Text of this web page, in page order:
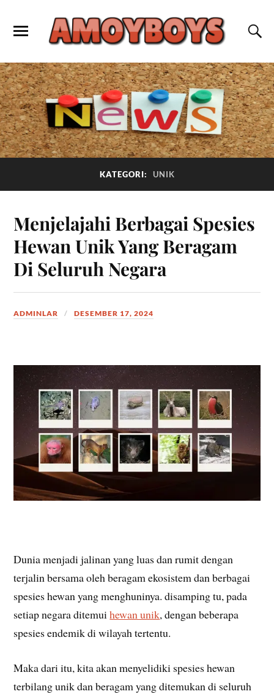
KATEGORI: UNIK
Menjelajahi Berbagai Spesies
Hewan Unik Yang Beragam
Di Seluruh Negara
ADMINLAR DESEMBER 17, 2024
Dunia menjadi jalinan yang luas dan rumit dengan
terjalin bersama oleh beragam ekosistem dan berbagai
spesies hewan yang menghuninya. disamping tu, pada
setiap negara ditemuihewan unik, dengan beberapa
spesies endemik di wilayah tertentu.
Maka dari itu, kita akan menyelidiki spesies hewan
terbilang unik dan beragam yang ditemukan di seluruh